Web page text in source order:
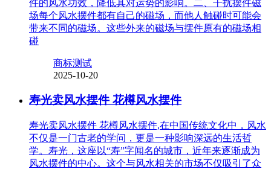
件的风水功效，降低其对运势的影响。二、干扰摆件磁
场每个风水摆件都有自己的磁场，而他人触碰时可能会
带来不同的磁场。这些外来的磁场与摆件原有的磁场相
碰
商标测试
2025-10-20
寿光卖风水摆件 花樽风水摆件
寿光卖风水摆件 花樽风水摆件,在中国传统文化中，风水
不仅是一门古老的学问，更是一种影响深远的生活哲
学。寿光，这座以“寿”字闻名的城市，近年来逐渐成为
风水摆件的中心。这个与风水相关的市场不仅吸引了众